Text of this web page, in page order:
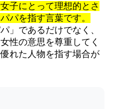
子にとって理想的とさ
パを指す言葉です。
」であるだけでなく、
性の意思を尊重してく
れた人物を指す場合が